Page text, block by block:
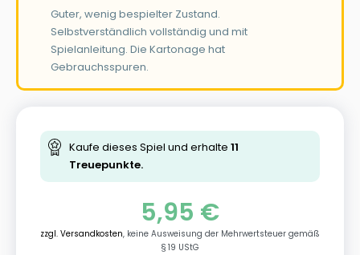
Guter, wenig bespielter Zustand.
Selbstverständlich vollständig und mit
Spielanleitung. Die Kartonage hat
Gebrauchsspuren.
Kaufe dieses Spiel und erhalte 11
Treuepunkte.
5,95 €
zzgl. Versandkosten, keine Ausweisung der Mehrwertsteuer gemäß
§ 19 UStG